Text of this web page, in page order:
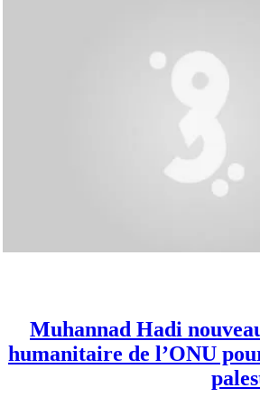
Muhannad Hadi
humanitaire de l’ONU